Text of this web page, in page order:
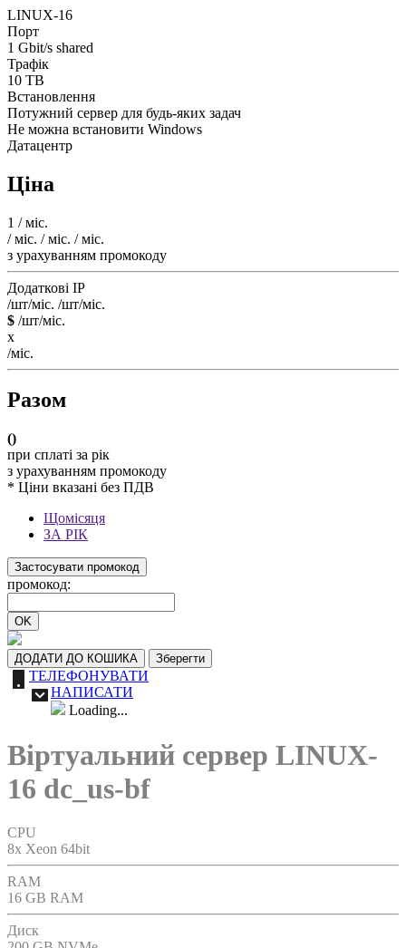
LINUX-16
Порт
1 Gbit/s shared
Трафік
10 TB
Встановлення
Потужний сервер для будь-яких задач
Не можна встановити Windows
Датацентр
Ціна
1 / міс.
/ міс. / міс. / міс.
з урахуванням промокоду
Додаткові IP
/шт/міс. /шт/міс.
$ /шт/міс.
x
/міс.
Разом
()
при сплаті за рік
з урахуванням промокоду
* Ціни вказані без ПДВ
Щомісяця
ЗА РІК
Застосувати промокод
промокод:
OK
ДОДАТИ ДО КОШИКА Зберегти
ТЕЛЕФОНУВАТИ
НАПИСАТИ
Loading...
Віртуальний сервер LINUX-
16 dc_us-bf
CPU
8x Xeon 64bit
RAM
16 GB RAM
Диск